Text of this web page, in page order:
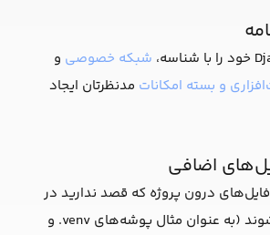
شبکه خصوصی و
و بسته امکانات مدنظرتان ایجاد
اضافی
درون پروژه که قصد ندارید در
لیارا آپلود شوند (به عنوان مثال پوشه‌های venv. و